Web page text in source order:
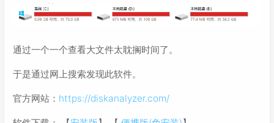
通过一个一个查看大文件太耽搁时间了。
于是通过网上搜索发现此软件。
官方网站： https://diskanalyzer.com/